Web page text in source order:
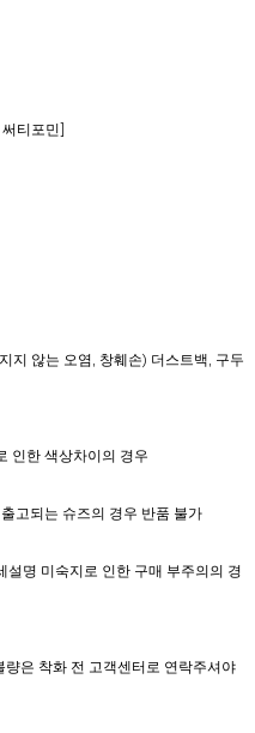
티포민]
지 않는 오염, 창훼손) 더스트백, 구두
인한 색상차이의 경우
고되는 슈즈의 경우 반품 불가
명 미숙지로 인한 구매 부주의의 경
은 착화 전 고객센터로 연락주셔야